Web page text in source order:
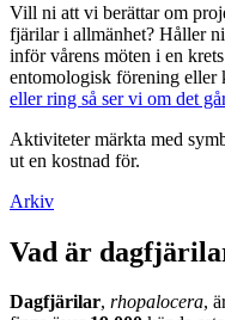
Vill ni att vi berättar om
fjärilar i allmänhet? Håller
inför vårens möten i en
entomologisk förening eller
eller ring så ser vi om det
Aktiviteter märkta med
ut en kostnad för.
Arkiv
Vad är
Dagfjärilar, rhopalocera,